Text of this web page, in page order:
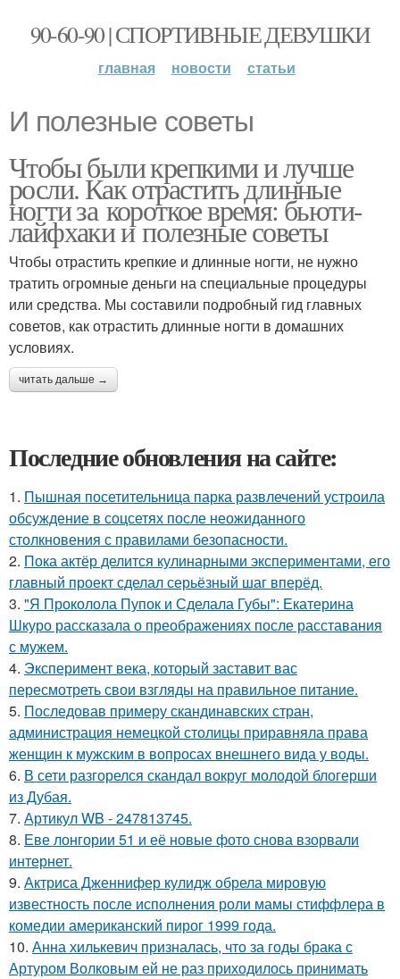
90-60-90 | СПОРТИВНЫЕ ДЕВУШКИ
главная новости статьи
И полезные советы
Чтобы были крепкими и лучше
росли. Как отрастить длинные
ногти за короткое время: бьюти-
лайфхаки и полезные советы
Чтобы отрастить крепкие и длинные ногти, не нужно
тратить огромные деньги на специальные процедуры
или средства. Мы составили подробный гид главных
советов, как отрастить длинные ногти в домашних
условиях.
читать дальше →
Последние обновления на сайте:
1. Пышная посетительница парка развлечений устроила
обсуждение в соцсетях после неожиданного
столкновения с правилами безопасности.
2. Пока актёр делится кулинарными экспериментами, его
главный проект сделал серьёзный шаг вперёд.
3. "Я Проколола Пупок и Сделала Губы": Екатерина
Шкуро рассказала о преображениях после расставания
с мужем.
4. Эксперимент века, который заставит вас
пересмотреть свои взгляды на правильное питание.
5. Последовав примеру скандинавских стран,
администрация немецкой столицы приравняла права
женщин к мужским в вопросах внешнего вида у воды.
6. В сети разгорелся скандал вокруг молодой блогерши
из Дубая.
7. Артикул WB - 247813745.
8. Еве лонгории 51 и её новые фото снова взорвали
интернет.
9. Актриса Дженнифер кулидж обрела мировую
известность после исполнения роли мамы стиффлера в
комедии американский пирог 1999 года.
10. Анна хилькевич призналась, что за годы брака с
Артуром Волковым ей не раз приходилось принимать